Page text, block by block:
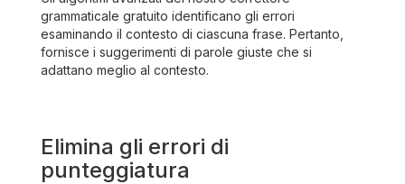
grammaticale gratuito identificano gli errori
esaminando il contesto di ciascuna frase. Pertanto,
fornisce i suggerimenti di parole giuste che si
adattano meglio al contesto.
Elimina gli errori di
punteggiatura